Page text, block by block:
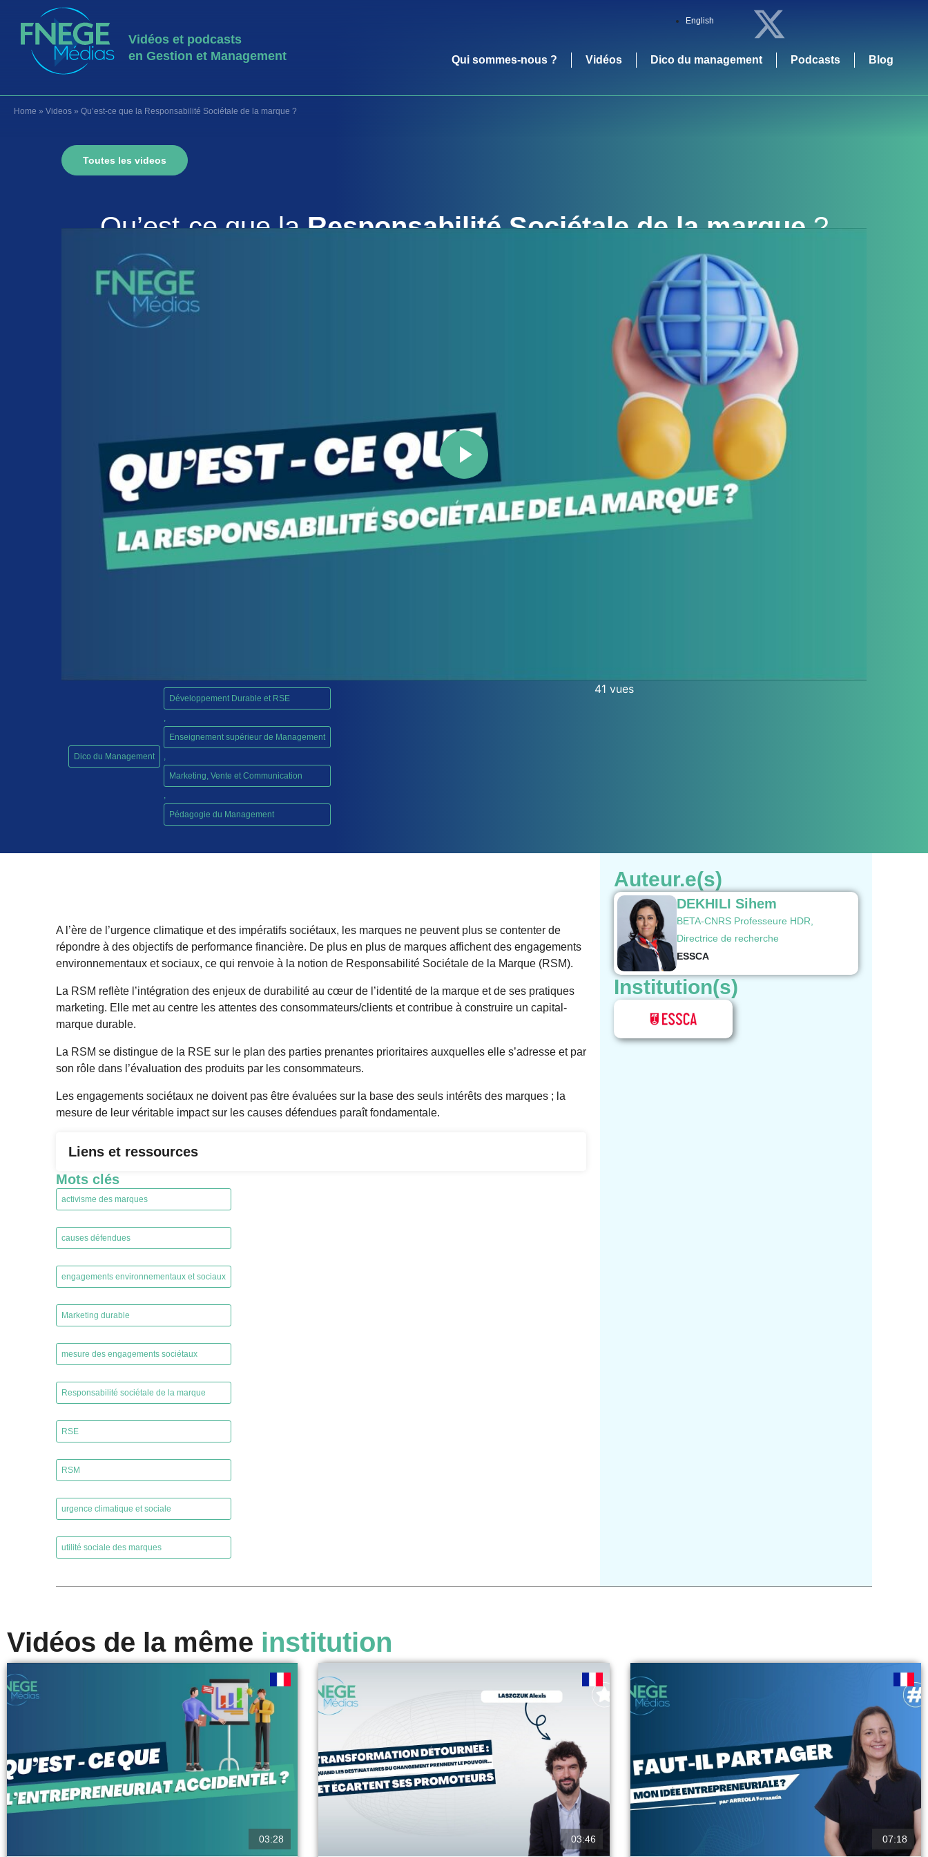
Vidéos et podcasts
en Gestion et Management
English
Qui sommes-nous ? Vidéos Dico du management Podcasts Blog
Home » Videos » Qu’est-ce que la Responsabilité Sociétale de la marque ?
Toutes les videos
Qu’est-ce que laResponsabilité Sociétale de la marque?
Dico du Management
Développement Durable et RSE
,
Enseignement supérieur de Management
,
Marketing, Vente et Communication
,
Pédagogie du Management
41 vues
A l’ère de l’urgence climatique et des impératifs sociétaux, les marques ne peuvent plus se contenter de
répondre à des objectifs de performance financière. De plus en plus de marques affichent des engagements
environnementaux et sociaux, ce qui renvoie à la notion de Responsabilité Sociétale de la Marque (RSM).
La RSM reflète l’intégration des enjeux de durabilité au cœur de l’identité de la marque et de ses pratiques
marketing. Elle met au centre les attentes des consommateurs/clients et contribue à construire un capital-
marque durable.
La RSM se distingue de la RSE sur le plan des parties prenantes prioritaires auxquelles elle s’adresse et par
son rôle dans l’évaluation des produits par les consommateurs.
Les engagements sociétaux ne doivent pas être évaluées sur la base des seuls intérêts des marques ; la
mesure de leur véritable impact sur les causes défendues paraît fondamentale.
Liens et ressources
Mots clés
activisme des marques
causes défendues
engagements environnementaux et sociaux
Marketing durable
mesure des engagements sociétaux
Responsabilité sociétale de la marque
RSE
RSM
urgence climatique et sociale
utilité sociale des marques
Auteur.e(s)
DEKHILI Sihem
BETA-CNRS Professeure HDR,
Directrice de recherche
ESSCA
Institution(s)
Vidéos de la même institution
03:28 03:46 07:18